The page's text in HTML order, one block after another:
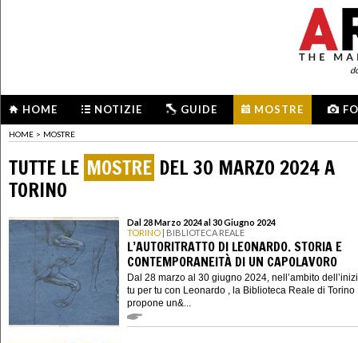
HOME NOTIZIE GUIDE MOSTRE
HOME > MOSTRE
TUTTE LE MOSTRE DEL 30 MARZO 2024 A
TORINO
Dal 28 Marzo 2024 al 30 Giugno 2024
TORINO | BIBLIOTECA REALE
L’AUTORITRATTO DI LEONARDO. STORIA E
CONTEMPORANEITÀ DI UN CAPOLAVORO
Dal 28 marzo al 30 giugno 2024, nell’ambito
tu per tu con Leonardo , la Biblioteca Reale di Torino
propone un&...